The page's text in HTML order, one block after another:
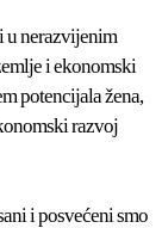
u nerazvijenim
i ekonomski
potencijala žena,
razvoj
i posvećeni smo